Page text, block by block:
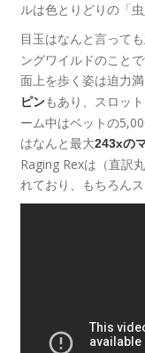
ルは色とりどりの「
目玉はなんと言っても
ングワイルドのこと
面上を歩く姿は迫力
ピンもあり、スロッ
ーム中はベットの
はなんと最大243xの
Raging Rexは（直訳
れており、もちろん